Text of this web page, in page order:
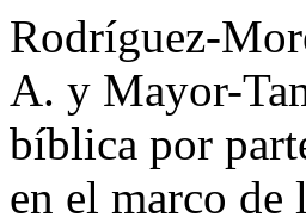
Rodríguez-
A. y Mayor-
bíblica por
en el marco de